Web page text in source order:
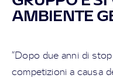
AMBIENTE
“Dopo due anni di
competizioni a causa